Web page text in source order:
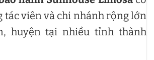
tác viên và chi nhánh rộng lớn
huyện tại nhiều tỉnh thành